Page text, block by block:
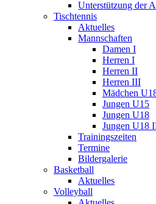
Unterstützung der
Tischtennis
Aktuelles
Mannschaften
Damen I
Herren I
Herren II
Herren III
Mädchen
Jungen U15
Jungen U18
Jungen U18
Trainingszeiten
Termine
Bildergalerie
Basketball
Aktuelles
Volleyball